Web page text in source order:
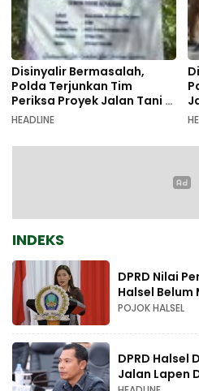
Disinyalir Bermasalah,
Polda Terjunkan Tim
Periksa Proyek Jalan Tani di
Galala
HEADLINE
INDEKS
DPRD Nilai
Halsel Belum
POJOK HALSEL
DPRD Halsel
Jalan Lapen